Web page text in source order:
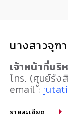
นางสาวจุ
เจ้าหน้าที่บริ
โทร. (ศุูนย์รั
email :
รายละเอียด